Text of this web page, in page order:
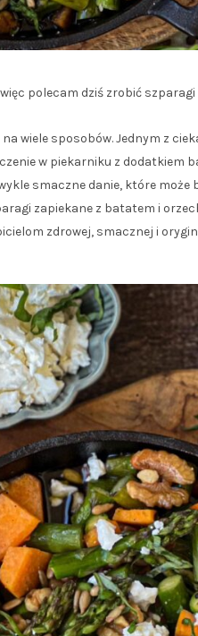
polecam dziś zrobić
wiele sposobów. Jednym z
w piekarniku z dodatkiem
smaczne danie, które może
zapiekane z batatem i
zdrowej, smacznej i